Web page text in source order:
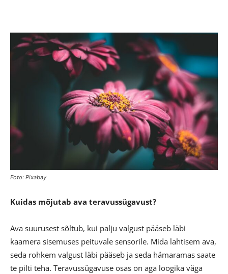
Foto: Pixabay
Kuidas mõjutab ava teravussügavust?
Ava suurusest sõltub, kui palju valgust pääseb läbi
kaamera sisemuses peituvale sensorile. Mida lahtisem ava,
seda rohkem valgust läbi pääseb ja seda hämaramas saate
te pilti teha. Teravussügavuse osas on aga loogika väga